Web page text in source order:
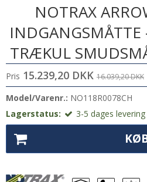
NOTRAX
TRÆKUL
Pris 15.239,20 DKK 16.039,20 DKK
Model/Varenr.: NO118R0078CH
Lagerstatus:
3-5 dages